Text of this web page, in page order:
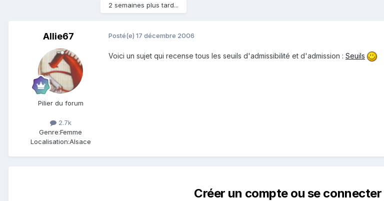
2 semaines plus tard...
Allie67
Pilier du forum
2.7k
Genre:Femme
Localisation:Alsace
Posté(e) 17 décembre 2006
Voici un sujet qui recense tous les seuils d'admissibilité et d'admission : Seuils
Créer un compte ou se